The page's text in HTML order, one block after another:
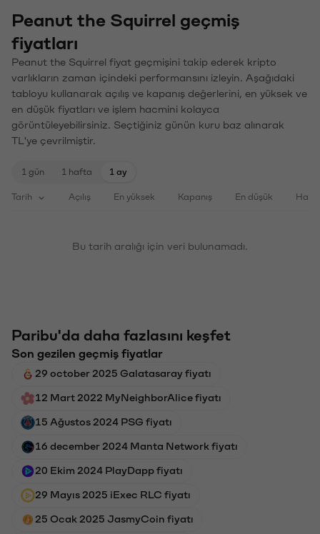
Peanut the Squirrel geçmiş
fiyatları
Peanut the Squirrel fiyat geçmişini takip ederek kripto
varlıkların zaman içindeki performansını izleyin. Aşağıdaki
tabloyu kullanarak açılış ve kapanış değerlerini, en yüksek ve
en düşük fiyatları ve işlem hacmini kolayca
görüntüleyebilirsiniz. Seçtiğiniz günün kuru baz alınarak
TL'ye çevrilmiştir.
1 gün 1 hafta 1 ay
Tarih Açılış En yüksek Kapanış En düşük
Bu tarih aralığı için veri bulunamadı.
Paribu'da daha fazlasını keşfet
Son gezilen geçmiş fiyatlar
29 october 2025 Galatasaray fiyatı
12 Mart 2022 MyNeighborAlice fiyatı
15 Ağustos 2024 PSG fiyatı
16 december 2024 Manta Network fiyatı
20 Ekim 2024 PlayDapp fiyatı
29 Mayıs 2025 iExec RLC fiyatı
25 Ocak 2025 JasmyCoin fiyatı